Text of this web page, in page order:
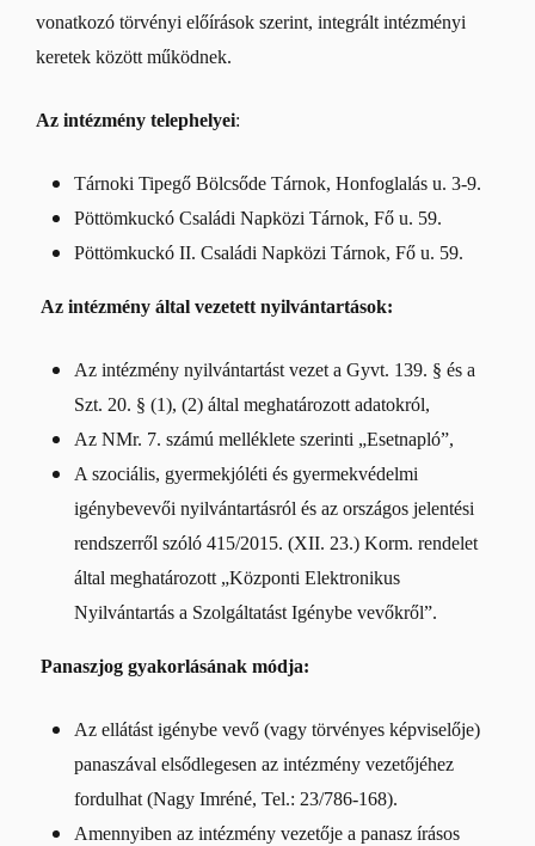
vonatkozó törvényi előírások szerint, integrált intézményi
keretek között működnek.
Az intézmény telephelyei:
Tárnoki Tipegő Bölcsőde Tárnok, Honfoglalás u. 3-9.
Pöttömkuckó Családi Napközi Tárnok, Fő u. 59.
Pöttömkuckó II. Családi Napközi Tárnok, Fő u. 59.
Az intézmény által vezetett nyilvántartások:
Az intézmény nyilvántartást vezet a Gyvt. 139. § és a
Szt. 20. § (1), (2) által meghatározott adatokról,
Az NMr. 7. számú melléklete szerinti „Esetnapló”,
A szociális, gyermekjóléti és gyermekvédelmi
igénybevevői nyilvántartásról és az országos jelentési
rendszerről szóló 415/2015. (XII. 23.) Korm. rendelet
által meghatározott „Központi Elektronikus
Nyilvántartás a Szolgáltatást Igénybe vevőkről”.
Panaszjog gyakorlásának módja:
Az ellátást igénybe vevő (vagy törvényes képviselője)
panaszával elsődlegesen az intézmény vezetőjéhez
fordulhat (Nagy Imréné, Tel.: 23/786-168).
Amennyiben az intézmény vezetője a panasz írásos